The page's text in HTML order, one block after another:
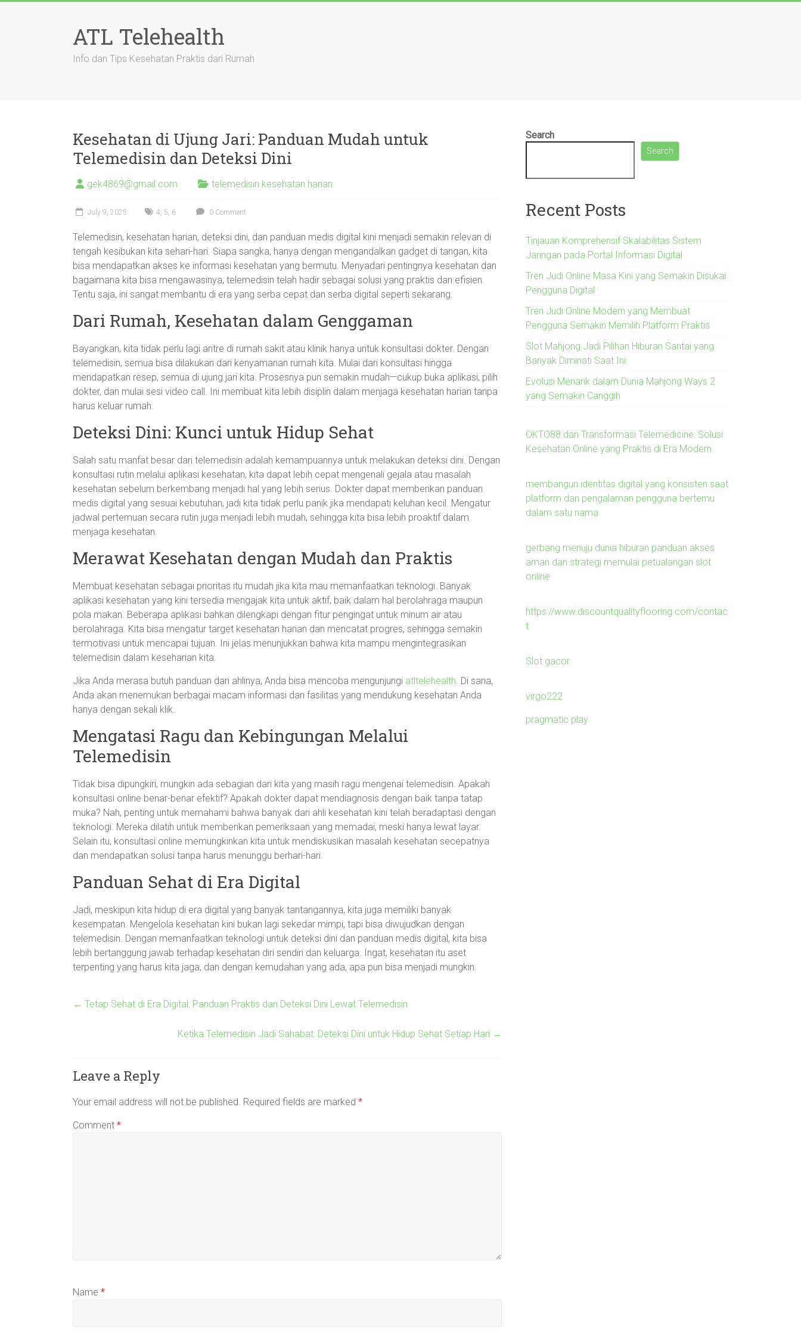
ATL Telehealth
Info dan Tips Kesehatan Praktis dari Rumah
Kesehatan di Ujung Jari: Panduan Mudah untuk
Telemedisin dan Deteksi Dini
gek4869@gmail.com telemedisin kesehatan harian
July 9, 2025 4, 5, 6 0 Comment
Telemedisin, kesehatan harian, deteksi dini, dan panduan medis digital kini menjadi semakin relevan di
tengah kesibukan kita sehari-hari. Siapa sangka, hanya dengan mengandalkan gadget di tangan, kita
bisa mendapatkan akses ke informasi kesehatan yang bermutu. Menyadari pentingnya kesehatan dan
bagaimana kita bisa mengawasinya, telemedisin telah hadir sebagai solusi yang praktis dan efisien.
Tentu saja, ini sangat membantu di era yang serba cepat dan serba digital seperti sekarang.
Dari Rumah, Kesehatan dalam Genggaman
Bayangkan, kita tidak perlu lagi antre di rumah sakit atau klinik hanya untuk konsultasi dokter. Dengan
telemedisin, semua bisa dilakukan dari kenyamanan rumah kita. Mulai dari konsultasi hingga
mendapatkan resep, semua di ujung jari kita. Prosesnya pun semakin mudah—cukup buka aplikasi, pilih
dokter, dan mulai sesi video call. Ini membuat kita lebih disiplin dalam menjaga kesehatan harian tanpa
harus keluar rumah.
Deteksi Dini: Kunci untuk Hidup Sehat
Salah satu manfat besar dari telemedisin adalah kemampuannya untuk melakukan deteksi dini. Dengan
konsultasi rutin melalui aplikasi kesehatan, kita dapat lebih cepat mengenali gejala atau masalah
kesehatan sebelum berkembang menjadi hal yang lebih serius. Dokter dapat memberikan panduan
medis digital yang sesuai kebutuhan, jadi kita tidak perlu panik jika mendapati keluhan kecil. Mengatur
jadwal pertemuan secara rutin juga menjadi lebih mudah, sehingga kita bisa lebih proaktif dalam
menjaga kesehatan.
Merawat Kesehatan dengan Mudah dan Praktis
Membuat kesehatan sebagai prioritas itu mudah jika kita mau memanfaatkan teknologi. Banyak
aplikasi kesehatan yang kini tersedia mengajak kita untuk aktif, baik dalam hal berolahraga maupun
pola makan. Beberapa aplikasi bahkan dilengkapi dengan fitur pengingat untuk minum air atau
berolahraga. Kita bisa mengatur target kesehatan harian dan mencatat progres, sehingga semakin
termotivasi untuk mencapai tujuan. Ini jelas menunjukkan bahwa kita mampu mengintegrasikan
telemedisin dalam keseharian kita.
Jika Anda merasa butuh panduan dari ahlinya, Anda bisa mencoba mengunjungi atltelehealth. Di sana,
Anda akan menemukan berbagai macam informasi dan fasilitas yang mendukung kesehatan Anda
hanya dengan sekali klik.
Mengatasi Ragu dan Kebingungan Melalui
Telemedisin
Tidak bisa dipungkiri, mungkin ada sebagian dari kita yang masih ragu mengenai telemedisin. Apakah
konsultasi online benar-benar efektif? Apakah dokter dapat mendiagnosis dengan baik tanpa tatap
muka? Nah, penting untuk memahami bahwa banyak dari ahli kesehatan kini telah beradaptasi dengan
teknologi. Mereka dilatih untuk memberikan pemeriksaan yang memadai, meski hanya lewat layar.
Selain itu, konsultasi online memungkinkan kita untuk mendiskusikan masalah kesehatan secepatnya
dan mendapatkan solusi tanpa harus menunggu berhari-hari.
Panduan Sehat di Era Digital
Jadi, meskipun kita hidup di era digital yang banyak tantangannya, kita juga memiliki banyak
kesempatan. Mengelola kesehatan kini bukan lagi sekedar mimpi, tapi bisa diwujudkan dengan
telemedisin. Dengan memanfaatkan teknologi untuk deteksi dini dan panduan medis digital, kita bisa
lebih bertanggung jawab terhadap kesehatan diri sendiri dan keluarga. Ingat, kesehatan itu aset
terpenting yang harus kita jaga, dan dengan kemudahan yang ada, apa pun bisa menjadi mungkin.
← Tetap Sehat di Era Digital: Panduan Praktis dan Deteksi Dini Lewat Telemedisin
Ketika Telemedisin Jadi Sahabat: Deteksi Dini untuk Hidup Sehat Setiap Hari →
Leave a Reply
Your email address will not be published. Required fields are marked *
Comment *
Name *
Search
Search
Recent Posts
Tinjauan Komprehensif Skalabilitas Sistem
Jaringan pada Portal Informasi Digital
Tren Judi Online Masa Kini yang Semakin Disukai
Pengguna Digital
Tren Judi Online Modern yang Membuat
Pengguna Semakin Memilih Platform Praktis
Slot Mahjong Jadi Pilihan Hiburan Santai yang
Banyak Diminati Saat Ini
Evolusi Menarik dalam Dunia Mahjong Ways 2
yang Semakin Canggih
OKTO88 dan Transformasi Telemedicine: Solusi
Kesehatan Online yang Praktis di Era Modern
membangun identitas digital yang konsisten saat
platform dan pengalaman pengguna bertemu
dalam satu nama
gerbang menuju dunia hiburan panduan akses
aman dan strategi memulai petualangan slot
online
https://www.discountqualityflooring.com/contac
t
Slot gacor
virgo222
pragmatic play